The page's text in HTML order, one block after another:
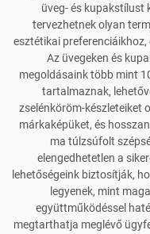
üveg- és kupakstílust
tervezhetnek olyan
esztétikai
Az üvegeken és
megoldásaink több mint
tartalmaznak,
zselénköröm-készleteiket
márkaképüket, és
ma túlzsúfolt
elengedhetetlen a
lehetőségeink biztosítják,
legyenek, mint
együttműködéssel
megtarthatja meglévő